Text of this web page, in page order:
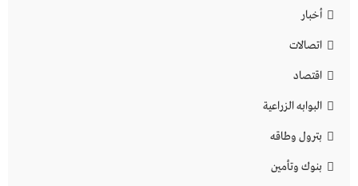
أخبار
اتصالات
اقتصاد
البوابه الزراعية
بترول وطاقه
بنوك وتأمين